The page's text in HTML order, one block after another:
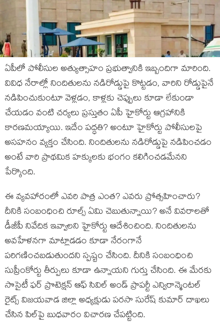
ఏపీలో పోలీసుల అత్యుత్సాహం ప్రభుత్వానికి ఇబ్బందిగా మారింది.
వివిధ నేరాల్లో నిందితులను నడిరోడ్డుపై కొట్టడం, వారిని రోడ్డుపైనే
నడిపించుకుంటూ వెళ్లడం, కాళ్లకు చెప్పులు కూడా లేకుండా
చేయడం వంటి చర్యలు ప్రస్తుతం ఏపీ హైకోర్టు ఆగ్రహానికి
కారణమయ్యాయి. ఇదేం పద్ధతి? అంటూ హైకోర్టు పోలీసులపై
అసహనం వ్యక్తం చేసింది. నిందితులను నడిరోడ్డుపై నడిపించడం
అంటే వారి ప్రాథమిక హక్కులకు భంగం కలిగించడమేనని
పేర్కొంది.
ఈ వ్యవహారంలో ఎవరి పాత్ర ఎంత? ఎవరు ప్రోత్సహించారు?
దీనికి సంబంధించి రూల్స్ ఏమి చెబుతున్నాయి? అనే వివరాలతో
డీజీపీ నివేదిక ఇవ్వాలని హైకోర్టు ఆదేశించింది. నిందితులను
అవహేళనగా మాట్లాడడం కూడా నేరంగానే
పరిగణించబడుతుందని స్పష్టం చేసింది. దీనికి సంబంధించి
సుప్రీంకోర్టు తీర్పులు కూడా ఉన్నాయని గుర్తు చేసింది. ఈ మేరకు
సొసైటీ ఫర్ ప్రొటెక్షన్ ఆఫ్ సివిల్ అండ్ ప్రాపర్టీ ఎన్విరాన్మెంటల్
రైట్స్ విజయవాడ జిల్లా అధ్యక్షుడు పరసా సురేష్ కుమార్ దాఖలు
చేసిన పిల్‌పై బుధవారం విచారణ చేపట్టింది.